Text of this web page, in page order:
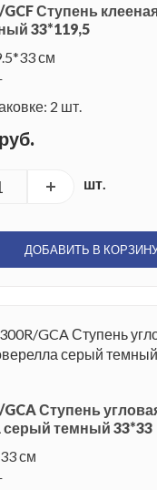
GCF Ступень
33*119,5
см
2 шт.
шт.
ДОБАВИТЬ В
GCA Ступень
серый темный 33*33
см